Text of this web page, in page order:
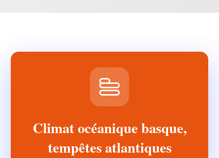
Climat océanique basque,
tempêtes atlantiques